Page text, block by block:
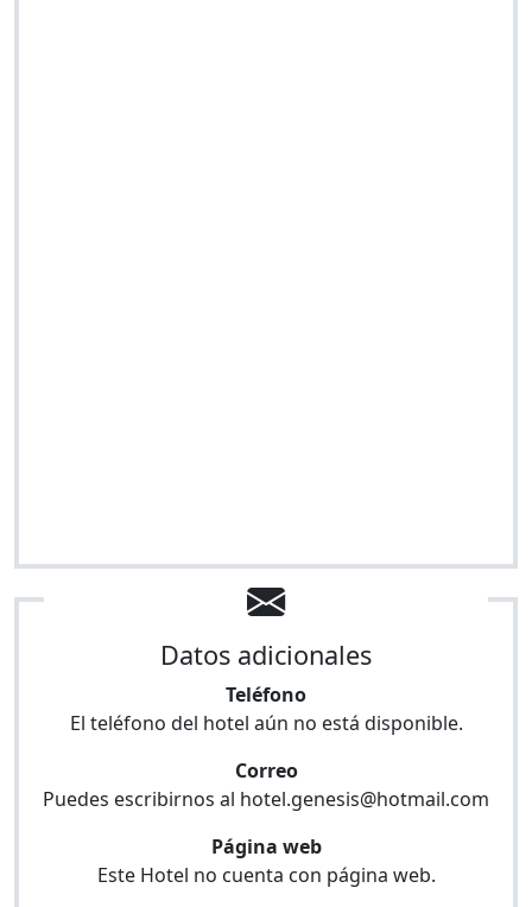
Datos adicionales
Teléfono
El teléfono del hotel aún no está disponible.
Correo
Puedes escribirnos al hotel.genesis@hotmail.com
Página web
Este Hotel no cuenta con página web.